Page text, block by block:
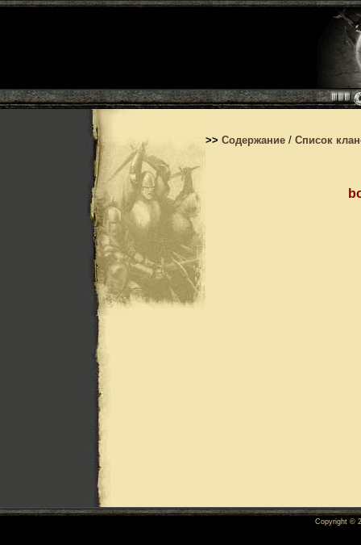
>> Содержание / Список
Copyright ©